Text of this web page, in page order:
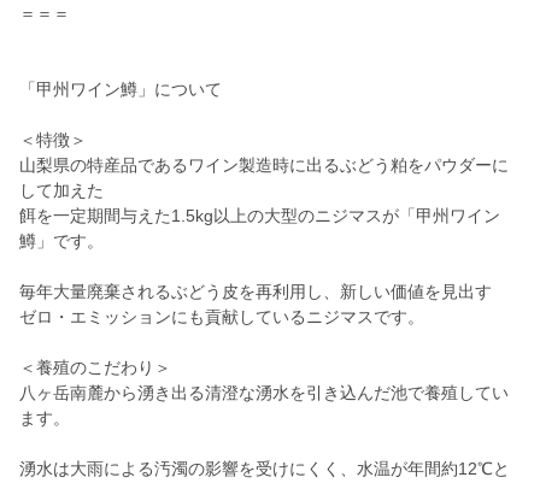
＝＝＝
「甲州ワイン鱒」について
＜特徴＞
山梨県の特産品であるワイン製造時に出るぶどう粕をパウダーに
して加えた
餌を一定期間与えた1.5kg以上の大型のニジマスが「甲州ワイン
鱒」です。
毎年大量廃棄されるぶどう皮を再利用し、新しい価値を見出す
ゼロ・エミッションにも貢献しているニジマスです。
＜養殖のこだわり＞
八ヶ岳南麓から湧き出る清澄な湧水を引き込んだ池で養殖してい
ます。
湧水は大雨による汚濁の影響を受けにくく、水温が年間約12℃と